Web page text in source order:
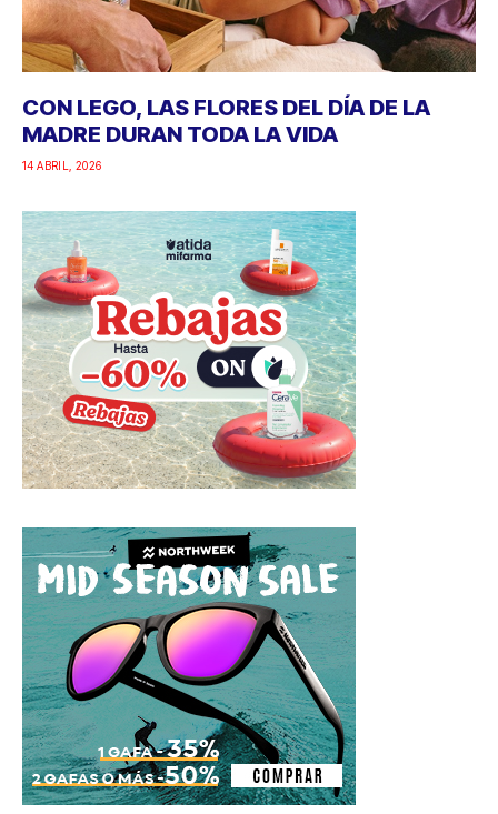
CON LEGO, LAS FLORES DEL DÍA DE LA
MADRE DURAN TODA LA VIDA
14 ABRIL, 2026